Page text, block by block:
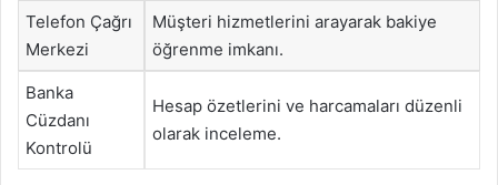
Telefon Çağrı
Merkezi
Müşteri hizmetlerini arayarak bakiye
öğrenme imkanı.
Banka
Cüzdanı
Kontrolü
Hesap özetlerini ve harcamaları düzenli
olarak inceleme.